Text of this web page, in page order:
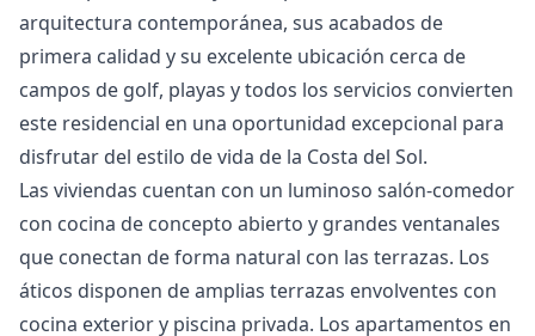
arquitectura contemporánea, sus acabados de
primera calidad y su excelente ubicación cerca de
campos de golf, playas y todos los servicios convierten
este residencial en una oportunidad excepcional para
disfrutar del estilo de vida de la Costa del Sol.
Las viviendas cuentan con un luminoso salón-comedor
con cocina de concepto abierto y grandes ventanales
que conectan de forma natural con las terrazas. Los
áticos disponen de amplias terrazas envolventes con
cocina exterior y piscina privada. Los apartamentos en